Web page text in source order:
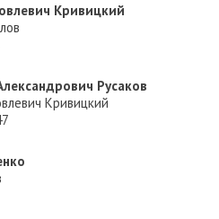
Кривицкий
Русаков
Кривицкий